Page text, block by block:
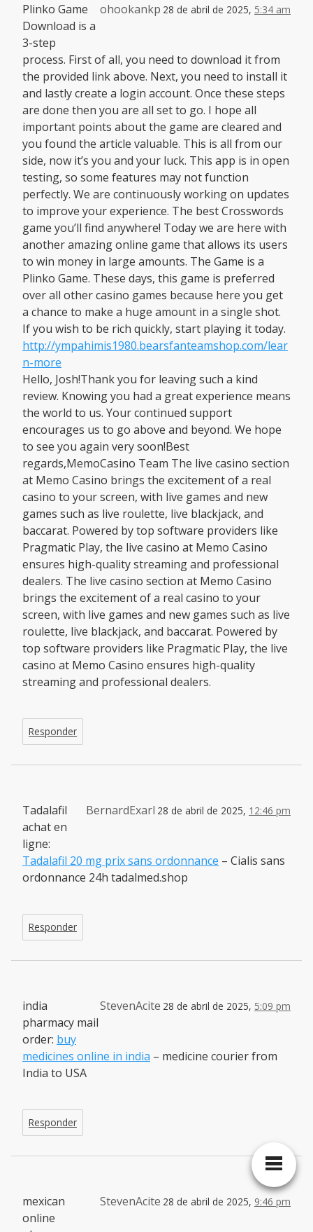
ohookankp 28 de abril de 2025, 5:34 am
Plinko Game
Download is a
3-step
process. First of all, you need to download it from
the provided link above. Next, you need to install it
and lastly create a login account. Once these steps
are done then you are all set to go. I hope all
important points about the game are cleared and
you found the article valuable. This is all from our
side, now it’s you and your luck. This app is in open
testing, so some features may not function
perfectly. We are continuously working on updates
to improve your experience. The best Crosswords
game you’ll find anywhere! Today we are here with
another amazing online game that allows its users
to win money in large amounts. The Game is a
Plinko Game. These days, this game is preferred
over all other casino games because here you get
a chance to make a huge amount in a single shot.
If you wish to be rich quickly, start playing it today.
http://ympahimis1980.bearsfanteamshop.com/lear
n-more
Hello, Josh!Thank you for leaving such a kind
review. Knowing you had a great experience means
the world to us. Your continued support
encourages us to go above and beyond. We hope
to see you again very soon!Best
regards,MemoCasino Team The live casino section
at Memo Casino brings the excitement of a real
casino to your screen, with live games and new
games such as live roulette, live blackjack, and
baccarat. Powered by top software providers like
Pragmatic Play, the live casino at Memo Casino
ensures high-quality streaming and professional
dealers. The live casino section at Memo Casino
brings the excitement of a real casino to your
screen, with live games and new games such as live
roulette, live blackjack, and baccarat. Powered by
top software providers like Pragmatic Play, the live
casino at Memo Casino ensures high-quality
streaming and professional dealers.
Responder
BernardExarl 28 de abril de 2025, 12:46 pm
Tadalafil
achat en
ligne:
Tadalafil 20 mg prix sans ordonnance – Cialis sans
ordonnance 24h tadalmed.shop
Responder
StevenAcite 28 de abril de 2025, 5:09 pm
india
pharmacy mail
order: buy
medicines online in india – medicine courier from
India to USA
Responder
StevenAcite 28 de abril de 2025, 9:46 pm
mexican
online